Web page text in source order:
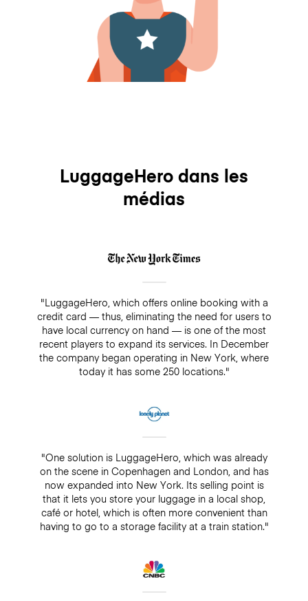
LuggageHero dans les
médias
"LuggageHero, which offers online booking with a
credit card — thus, eliminating the need for users to
have local currency on hand — is one of the most
recent players to expand its services. In December
the company began operating in New York, where
today it has some 250 locations."
"One solution is LuggageHero, which was already
on the scene in Copenhagen and London, and has
now expanded into New York. Its selling point is
that it lets you store your luggage in a local shop,
café or hotel, which is often more convenient than
having to go to a storage facility at a train station."